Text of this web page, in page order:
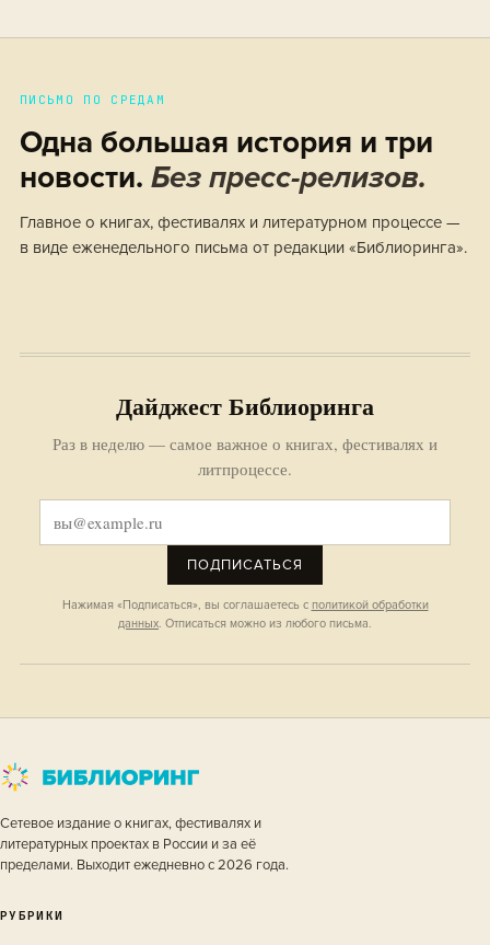
ПИСЬМО ПО СРЕДАМ
Одна большая история и три
новости. Без пресс-релизов.
Главное о книгах, фестивалях и литературном процессе —
в виде еженедельного письма от редакции «Библиоринга».
Дайджест Библиоринга
Раз в неделю — самое важное о книгах, фестивалях и
литпроцессе.
ПОДПИСАТЬСЯ
Нажимая «Подписаться», вы соглашаетесь с политикой обработки
данных. Отписаться можно из любого письма.
Сетевое издание о книгах, фестивалях и
литературных проектах в России и за её
пределами. Выходит ежедневно с 2026 года.
РУБРИКИ